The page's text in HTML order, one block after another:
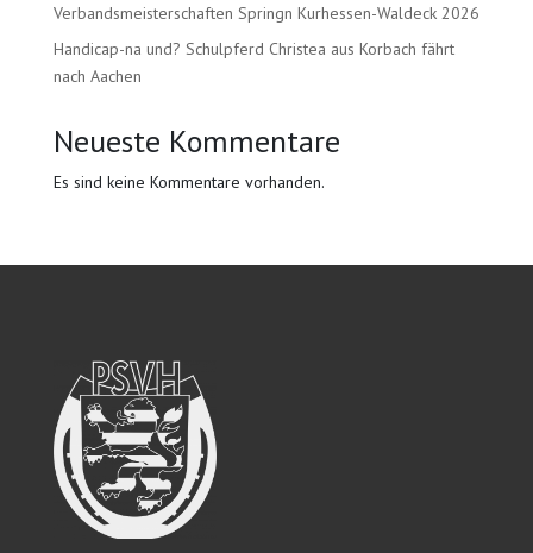
Verbandsmeisterschaften Springn Kurhessen-Waldeck 2026
Handicap-na und? Schulpferd Christea aus Korbach fährt
nach Aachen
Neueste Kommentare
Es sind keine Kommentare vorhanden.